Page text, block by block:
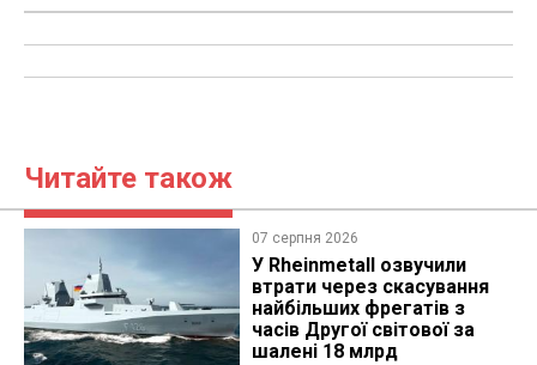
Читайте також
07 серпня 2026
У Rheinmetall озвучили
втрати через скасування
найбільших фрегатів з
часів Другої світової за
шалені 18 млрд